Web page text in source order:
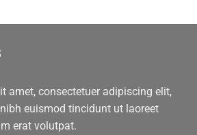
amet, consectetuer adipiscing elit,
euismod tincidunt ut laoreet
erat volutpat.